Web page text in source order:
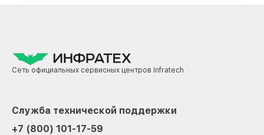
Сеть официальных сервисных центров Infratech
Служба технической поддержки
+7 (800) 101-17-59